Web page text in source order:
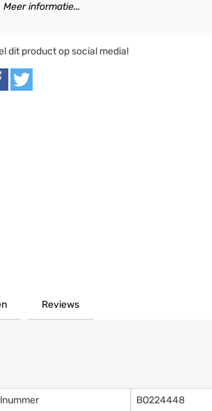
Meer informatie...
dit product op social media!
Reviews
BO224448